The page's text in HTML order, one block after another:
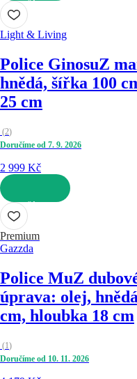
DO KOŠÍKU
Light & Living
Police GinosuZ
hnědá, šířka 100
25 cm
(2)
Doručíme od 7. 9. 2026
2 999 Kč
DO KOŠÍKU
Premium
Gazzda
Police MuZ
úprava: olej,
cm, hloubka 18 cm
(1)
Doručíme od 10. 11. 2026